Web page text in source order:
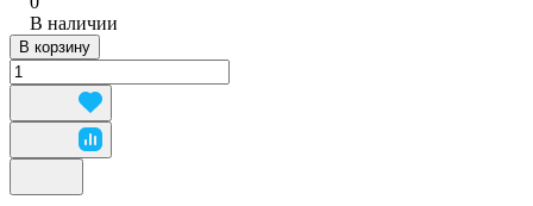
В наличии
В корзину